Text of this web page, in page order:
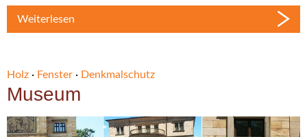
Weiterlesen
Holz · Fenster · Denkmalschutz
Museum